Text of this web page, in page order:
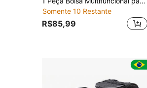
Somente 10 Restante
R$85,99